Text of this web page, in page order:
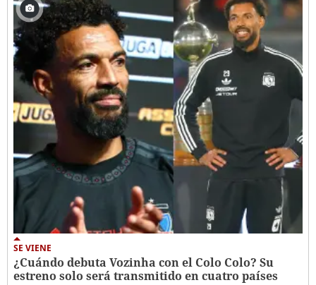
SE VIENE
¿Cuándo debuta Vozinha con el Colo Colo? Su
estreno solo será transmitido en cuatro países